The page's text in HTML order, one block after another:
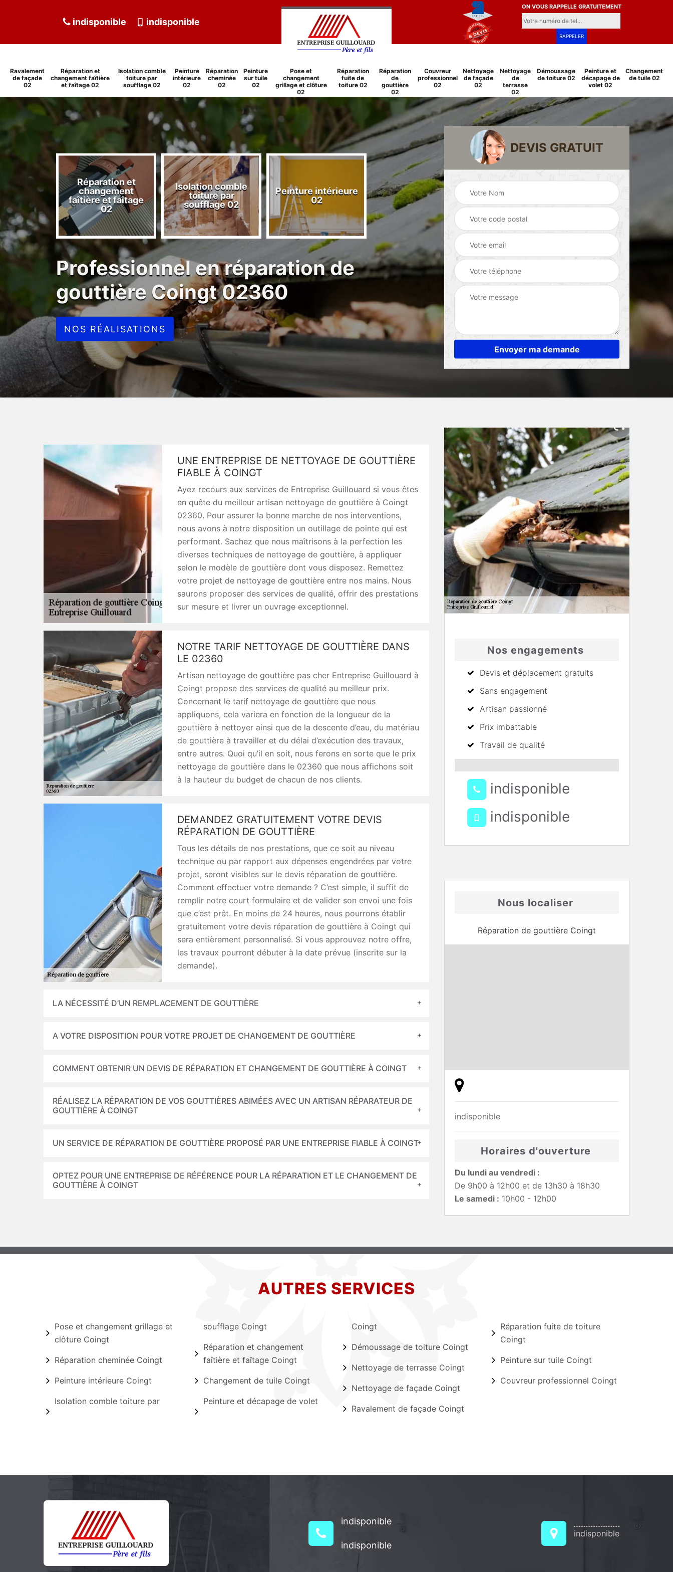
indisponible indisponible
ON VOUS RAPPELLE GRATUITEMENT
Ravalement
de façade
02
Réparation et
changement faîtière
et faîtage 02
Isolation comble
toiture par
soufflage 02
Peinture
intérieure
02
Réparation
cheminée
02
Peinture
sur tuile
02
Pose et
changement
grillage et clôture
02
Réparation
fuite de
toiture 02
Réparation
de
gouttière
02
Couvreur
professionnel
02
Nettoyage
de façade
02
Nettoyage
de
terrasse
02
Démoussage
de toiture 02
Peinture et
décapage de
volet 02
Changement
de tuile 02
Réparation et
changement
faîtière et faîtage
02
Isolation comble
toiture par
soufflage 02
Peinture intérieure
02
Réparation
cheminée 02
Peinture sur tuile
changement
grillage et clôture
Professionnel en réparation de
gouttière Coingt 02360
NOS RÉALISATIONS
DEVIS GRATUIT
UNE ENTREPRISE DE NETTOYAGE DE GOUTTIÈRE
FIABLE À COINGT
Ayez recours aux services de Entreprise Guillouard si vous êtes
en quête du meilleur artisan nettoyage de gouttière à Coingt
02360. Pour assurer la bonne marche de nos interventions,
nous avons à notre disposition un outillage de pointe qui est
performant. Sachez que nous maîtrisons à la perfection les
diverses techniques de nettoyage de gouttière, à appliquer
selon le modèle de gouttière dont vous disposez. Remettez
votre projet de nettoyage de gouttière entre nos mains. Nous
saurons proposer des services de qualité, offrir des prestations
sur mesure et livrer un ouvrage exceptionnel.
NOTRE TARIF NETTOYAGE DE GOUTTIÈRE DANS
LE 02360
Artisan nettoyage de gouttière pas cher Entreprise Guillouard à
Coingt propose des services de qualité au meilleur prix.
Concernant le tarif nettoyage de gouttière que nous
appliquons, cela variera en fonction de la longueur de la
gouttière à nettoyer ainsi que de la descente d’eau, du matériau
de gouttière à travailler et du délai d’exécution des travaux,
entre autres. Quoi qu’il en soit, nous ferons en sorte que le prix
nettoyage de gouttière dans le 02360 que nous affichons soit
à la hauteur du budget de chacun de nos clients.
DEMANDEZ GRATUITEMENT VOTRE DEVIS
RÉPARATION DE GOUTTIÈRE
Tous les détails de nos prestations, que ce soit au niveau
technique ou par rapport aux dépenses engendrées par votre
projet, seront visibles sur le devis réparation de gouttière.
Comment effectuer votre demande ? C’est simple, il suffit de
remplir notre court formulaire et de valider son envoi une fois
que c’est prêt. En moins de 24 heures, nous pourrons établir
gratuitement votre devis réparation de gouttière à Coingt qui
sera entièrement personnalisé. Si vous approuvez notre offre,
les travaux pourront débuter à la date prévue (inscrite sur la
demande).
LA NÉCESSITÉ D’UN REMPLACEMENT DE GOUTTIÈRE
A VOTRE DISPOSITION POUR VOTRE PROJET DE CHANGEMENT DE GOUTTIÈRE
COMMENT OBTENIR UN DEVIS DE RÉPARATION ET CHANGEMENT DE GOUTTIÈRE À COINGT
RÉALISEZ LA RÉPARATION DE VOS GOUTTIÈRES ABIMÉES AVEC UN ARTISAN RÉPARATEUR DE
GOUTTIÈRE À COINGT
UN SERVICE DE RÉPARATION DE GOUTTIÈRE PROPOSÉ PAR UNE ENTREPRISE FIABLE À COINGT
OPTEZ POUR UNE ENTREPRISE DE RÉFÉRENCE POUR LA RÉPARATION ET LE CHANGEMENT DE
GOUTTIÈRE À COINGT
Nos engagements
Devis et déplacement gratuits
Sans engagement
Artisan passionné
Prix imbattable
Travail de qualité
indisponible
indisponible
Nous localiser
Réparation de gouttière Coingt
indisponible
Horaires d'ouverture
Du lundi au vendredi :
De 9h00 à 12h00 et de 13h30 à 18h30
Le samedi : 10h00 - 12h00
AUTRES SERVICES
Pose et changement grillage et
clôture Coingt
Réparation cheminée Coingt
Peinture intérieure Coingt
Isolation comble toiture par
soufflage Coingt
Réparation et changement
faîtière et faîtage Coingt
Changement de tuile Coingt
Peinture et décapage de volet
Coingt
Démoussage de toiture Coingt
Nettoyage de terrasse Coingt
Nettoyage de façade Coingt
Ravalement de façade Coingt
Réparation fuite de toiture
Coingt
Peinture sur tuile Coingt
Couvreur professionnel Coingt
indisponible
indisponible
indisponible